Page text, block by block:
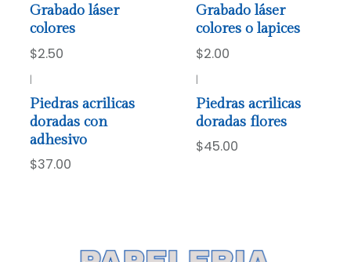
Grabado láser
colores
$2.50
Grabado láser
colores o lapices
$2.00
|
Piedras acrilicas
doradas con
adhesivo
$37.00
|
Piedras acrilicas
doradas flores
$45.00